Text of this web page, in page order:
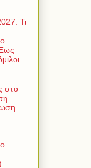
Τι
στο